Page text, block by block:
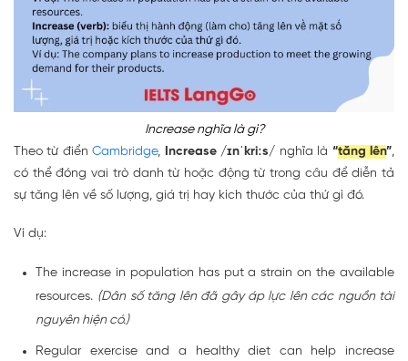
Increase nghĩa là gì?
Theo từ điểnCambridge, Increase /ɪnˈkriːs/ nghĩa là “tăng lên”,
có thể đóng vai trò danh từ hoặc động từ trong câu để diễn tả
sự tăng lên về số lượng, giá trị hay kích thước của thứ gì đó.
Ví dụ:
The increase in population has put a strain on the available
resources. (Dân số tăng lên đã gây áp lực lên các nguồn tài
nguyên hiện có.)
Regular exercise and a healthy diet can help increase